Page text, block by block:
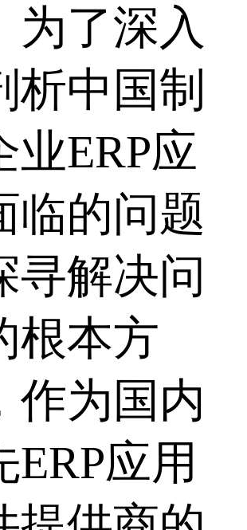
了深入
析中国制
业ERP应
临的问题
寻解决问
根本方
作为国内
ERP应用